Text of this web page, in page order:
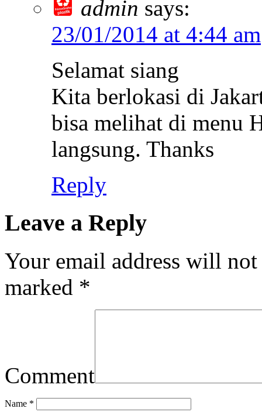
admin says:
23/01/2014 at 4:44 am
Selamat siang
Kita berlokasi di
bisa melihat di menu
langsung. Thanks
Reply
Leave a Reply
Your email address will
marked *
Comment
Name *